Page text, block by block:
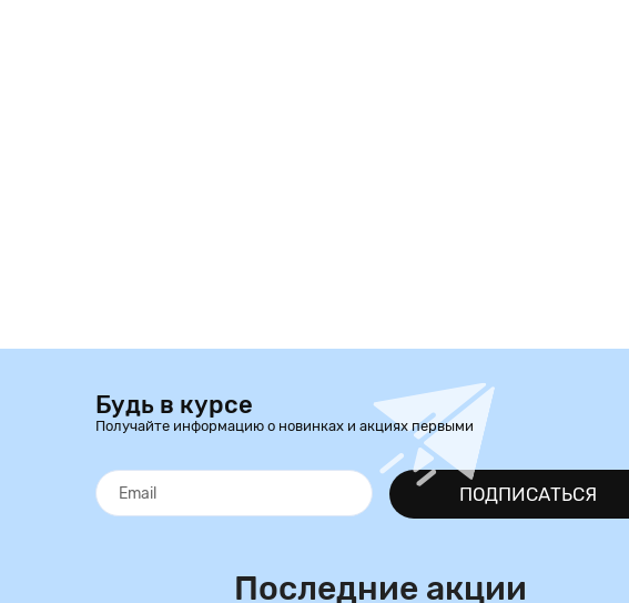
Будь в курсе
Получайте информацию о новинках и акциях первыми
ПОДПИСАТЬСЯ
Последние акции